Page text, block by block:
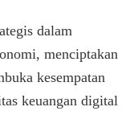
dalam
menciptakan
kesempatan
keuangan digital